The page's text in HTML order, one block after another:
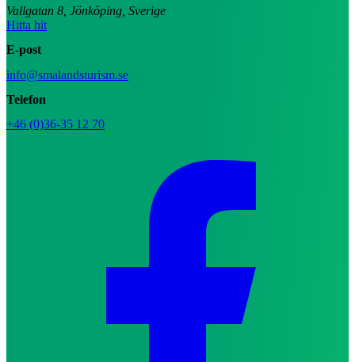
Vallgatan 8, Jönköping, Sverige
Hitta hit
E-post
info@smalandsturism.se
Telefon
+46 (0)36-35 12 70